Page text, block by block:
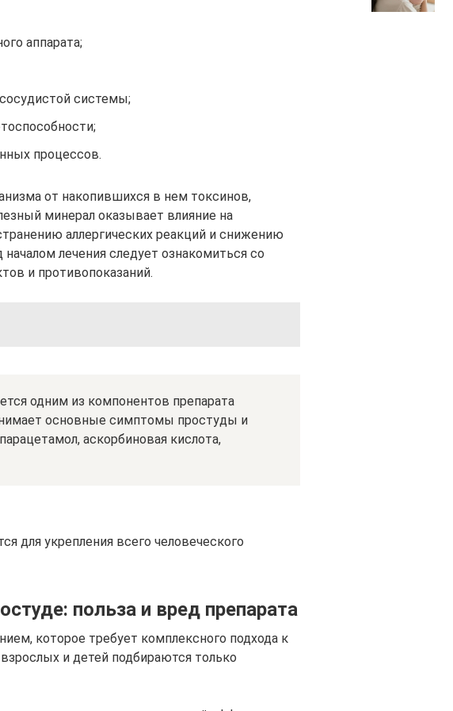
аппарата;
системы;
процессов.
от накопившихся в нем токсинов,
минерал оказывает влияние на
аллергических реакций и снижению
лечения следует ознакомиться со
и противопоказаний.
одним из компонентов препарата
основные симптомы простуды и
аскорбиновая кислота,
для укрепления всего человеческого
польза и вред препарата
которое требует комплексного подхода к
и детей подбираются только